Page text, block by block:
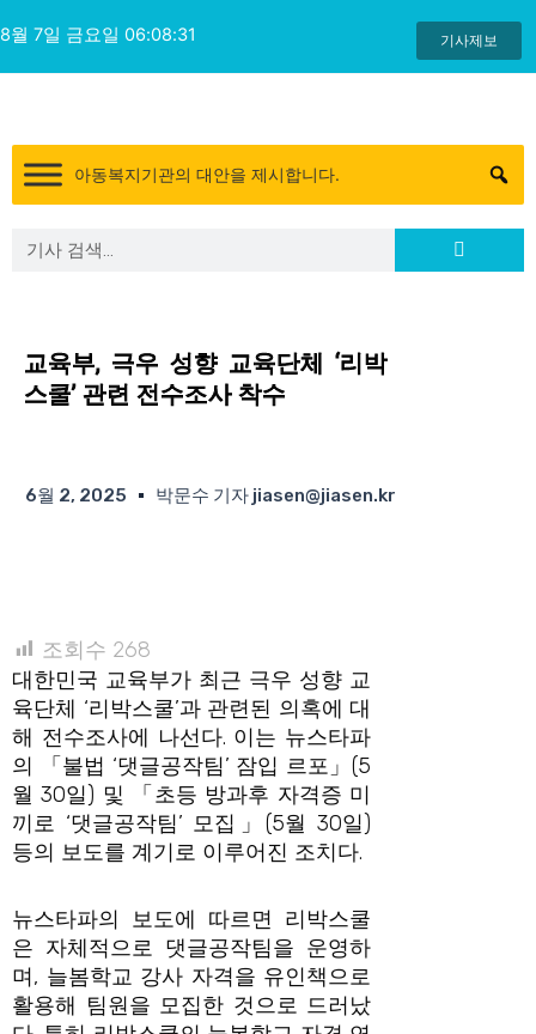
텐
츠
8월 7일 금요일 06:08:32 기사제보
아동복지기관의 대안을 제시합니다.
Search Search
교육부, 극우 성향 교육단체 ‘리박
스쿨’ 관련 전수조사 착수
6월 2, 2025 박문수 기자 jiasen@jiasen.kr
조회수 268
대한민국 교육부가 최근 극우 성향 교
육단체 ‘리박스쿨’과 관련된 의혹에 대
해 전수조사에 나선다. 이는 뉴스타파
의 「불법 ‘댓글공작팀’ 잠입 르포」(5
월 30일) 및 「초등 방과후 자격증 미
끼로 ‘댓글공작팀’ 모집」(5월 30일)
등의 보도를 계기로 이루어진 조치다.
뉴스타파의 보도에 따르면 리박스쿨
은 자체적으로 댓글공작팀을 운영하
며, 늘봄학교 강사 자격을 유인책으로
활용해 팀원을 모집한 것으로 드러났